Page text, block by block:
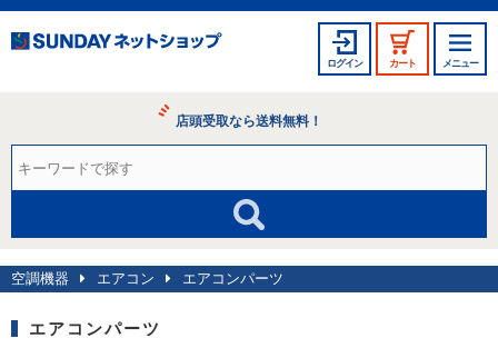
ログイン カート メニュー
店頭受取なら送料無料！
空調機器 エアコン エアコンパーツ
エアコンパーツ